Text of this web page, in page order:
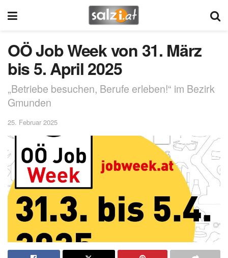
OÖ Job Week von 31. März
bis 5. April 2025
„Betriebe besuchen, Berufe erleben!“ im Bezirk
Gmunden
25. Februar 2025